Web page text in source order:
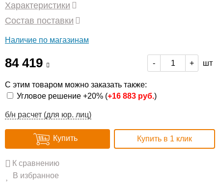
Характеристики
Состав поставки
Наличие по магазинам
84 419 - + шт
С этим товаром можно заказать также:
Угловое решение +20% (+16 883 руб.)
б/н расчет (для юр. лиц)
Купить Купить в 1 клик
К сравнению
В избранное